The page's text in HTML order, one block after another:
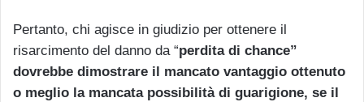
Pertanto, chi agisce in giudizio per ottenere il
risarcimento del danno da “perdita di chance”
dovrebbe dimostrare il mancato vantaggio ottenuto
o meglio la mancata possibilità di guarigione, se il